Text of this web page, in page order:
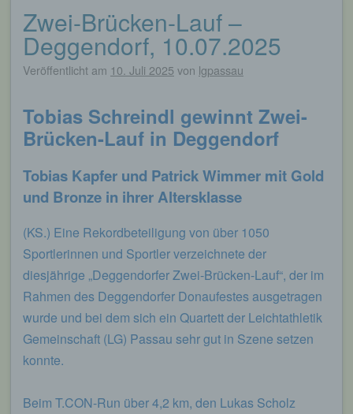
Zwei-Brücken-Lauf –
Deggendorf, 10.07.2025
Veröffentlicht am 10. Juli 2025 von lgpassau
Tobias Schreindl gewinnt Zwei-
Brücken-Lauf in Deggendorf
Tobias Kapfer und Patrick Wimmer mit Gold
und Bronze in ihrer Altersklasse
(KS.) Eine Rekordbeteiligung von über 1050
Sportlerinnen und Sportler verzeichnete der
diesjährige „Deggendorfer Zwei-Brücken-Lauf“, der im
Rahmen des Deggendorfer Donaufestes ausgetragen
wurde und bei dem sich ein Quartett der Leichtathletik
Gemeinschaft (LG) Passau sehr gut in Szene setzen
konnte.
Beim T.CON-Run über 4,2 km, den Lukas Scholz